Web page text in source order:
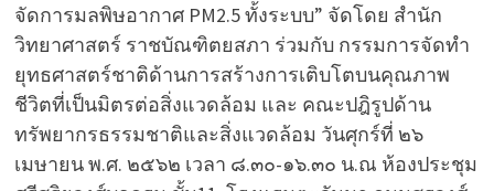
จัดการมลพิษอากาศ PM2.5 ทั้งระบบ” จัดโดย สำนัก
วิทยาศาสตร์ ราชบัณฑิตยสภา ร่วมกับ กรรมการจัดทำ
ยุทธศาสตร์ชาติด้านการสร้างการเติบโตบนคุณภาพ
ชีวิตที่เป็นมิตรต่อสิ่งแวดล้อม และ คณะปฎิรูปด้าน
ทรัพยากรธรรมชาติและสิ่งแวดล้อม วันศุกร์ที่ ๒๖
เมษายน พ.ศ. ๒๕๖๒ เวลา ๘.๓๐-๑๖.๓๐ น.ณ ห้องประชุม